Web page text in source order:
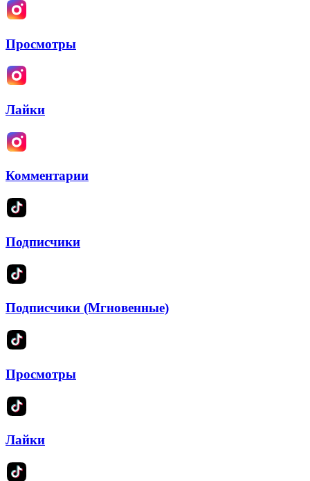
Просмотры
Лайки
Комментарии
Подписчики
Подписчики (Мгновенные)
Просмотры
Лайки